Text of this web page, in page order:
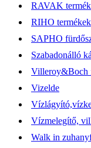
RAVAK
RIHO termékek
SAPHO
Szabadonálló
Villeroy&Boch
Vizelde
Vízmelegítő,
Walk in